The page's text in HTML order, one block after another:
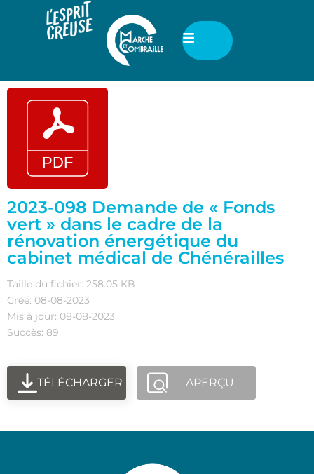
2023-098 Demande de « Fonds
vert » dans le cadre de la
rénovation énergétique du
cabinet médical de Chénérailles
Taille du fichier: 258.05 KB
Créé: 08-08-2023
Mis à jour: 08-08-2023
Succès: 89
TÉLÉCHARGER APERÇU